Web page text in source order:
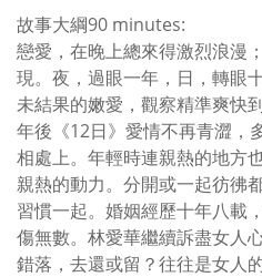
故事大綱90 minutes:
戀愛，在晚上總來得激烈浪漫
現。夜，過眼一年，日，轉眼
未結果的嫩愛，觀察精準爽快
年後《12日》愛情不再青澀，
相處上。年輕時連親熱的地方
親熱的動力。分開或一起彷彿
習慣一起。婚姻經歷十年八載
傷無數。林愛華繼續訴盡女人
錯落，去還或留？往往是女人的